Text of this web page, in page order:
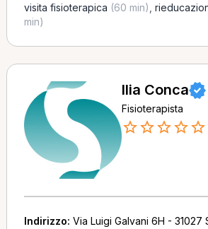
visita fisioterapica (60 min)
min)
Ilia Conca
Fisioterapista
Indirizzo: Via Luigi Galvani 6H - 31027